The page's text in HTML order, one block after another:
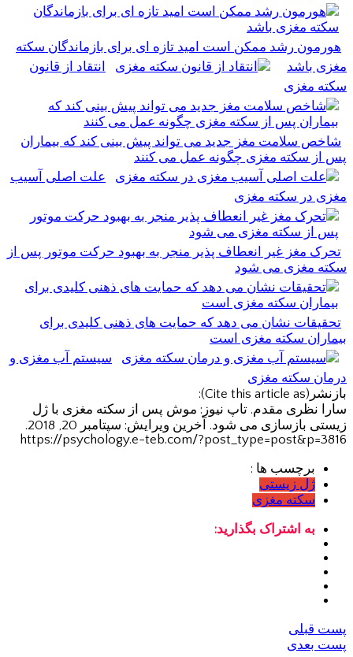
هورمون رشد ممکن است امید تازه ای برای بازماندگان سکته
مغزی باشد
انتقاد از قانون
سکته مغزی
شاخص سلامت مغز جدید می تواند پیش بینی کند که بیماران
پس از سکته مغزی چگونه عمل می کنند
علت اصلی آسیب
مغزی در سکته مغزی
تحرک مغز غیر انعطاف پذیر منجر به بهبود حرکت موتور پس از
سکته مغزی می شود
تحقیقات نشان می دهد که حمایت های ذهنی کلیدی برای
بیماران سکته مغزی است
سیستم آب مغزی و
درمان سکته مغزی
بازنشر(Cite this article as):
سارا نظری مقدم. تاپ نیوز: موش پس از سکته مغزی با ژل
زیستی بازسازی می شود. آخرین ویرایش: سپتامبر 20, 2018.
https://psychology.e-teb.com/?post_type=post&p=3816
برچسب ها :
ژل زیستی
سکته مغزی
به اشتراک بگذارید:
پست قبلی
پست بعدی